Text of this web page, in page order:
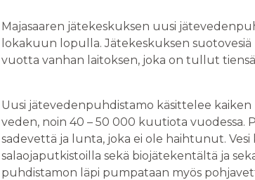
Majasaaren jätekeskuksen uusi
lokakuun lopulla. Jätekeskuksen
vuotta vanhan laitoksen, joka on tullut
Uusi jätevedenpuhdistamo käsittelee
veden, noin 40­ – 50 000 kuutiota vuodessa.
sadevettä ja lunta, joka ei ole haihtunut.
salaojaputkistoilla sekä biojätekentältä ja
puhdistamon läpi pumpataan myös